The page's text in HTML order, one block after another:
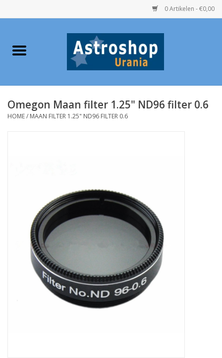
0 Artikelen - €0,00
Home
Telescopen
Speelgoed
Globes / Gadgets
Weerstations
Omegon Maan filter 1.25" ND96 filter 0.6
HOME/ MAAN FILTER 1.25" ND96 FILTER 0.6